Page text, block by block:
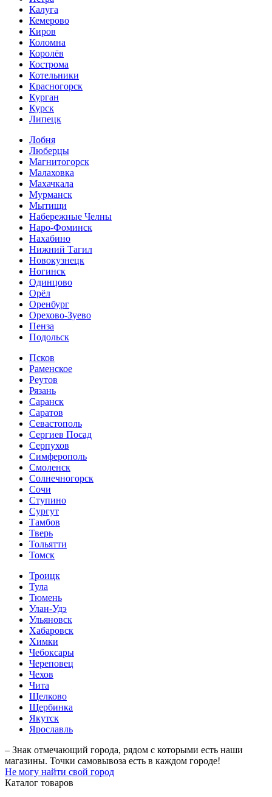
Калуга
Кемерово
Киров
Коломна
Королёв
Кострома
Котельники
Красногорск
Курган
Курск
Липецк
Лобня
Люберцы
Магнитогорск
Малаховка
Махачкала
Мурманск
Мытищи
Набережные Челны
Наро-Фоминск
Нахабино
Нижний Тагил
Новокузнецк
Ногинск
Одинцово
Орёл
Оренбург
Орехово-Зуево
Пенза
Подольск
Псков
Раменское
Реутов
Рязань
Саранск
Саратов
Севастополь
Сергиев Посад
Серпухов
Симферополь
Смоленск
Солнечногорск
Сочи
Ступино
Сургут
Тамбов
Тверь
Тольятти
Томск
Троицк
Тула
Тюмень
Улан-Удэ
Ульяновск
Хабаровск
Химки
Чебоксары
Череповец
Чехов
Чита
Щелково
Щербинка
Якутск
Ярославль
– Знак отмечающий города, рядом с которыми есть наши
магазины. Точки самовывоза есть в каждом городе!
Не могу найти свой город
Каталог товаров